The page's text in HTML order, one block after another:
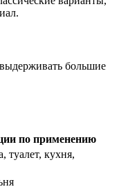
большие
по применению
туалет, кухня,